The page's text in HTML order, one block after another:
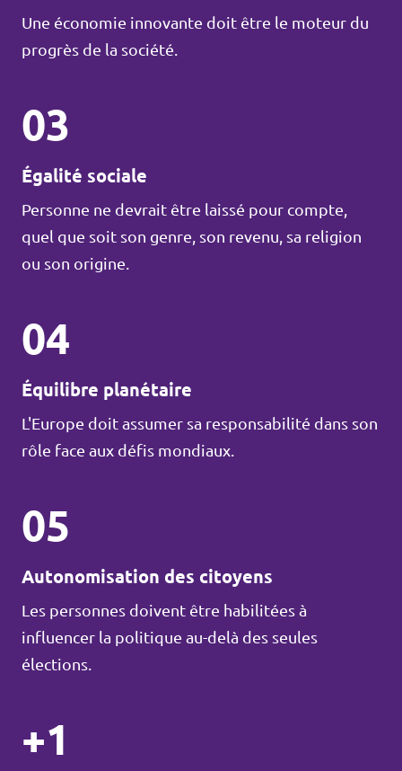
Une économie innovante doit être le moteur du
progrès de la société.
03
Égalité sociale
Personne ne devrait être laissé pour compte,
quel que soit son genre, son revenu, sa religion
ou son origine.
04
Équilibre planétaire
L'Europe doit assumer sa responsabilité dans son
rôle face aux défis mondiaux.
05
Autonomisation des citoyens
Les personnes doivent être habilitées à
influencer la politique au-delà des seules
élections.
+1